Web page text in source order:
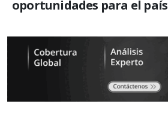
oportunidades para el país